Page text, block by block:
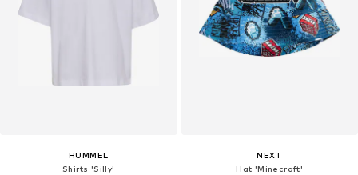
HUMMEL
Shirts 'Silly'
NEXT
Hat 'Minecraft'